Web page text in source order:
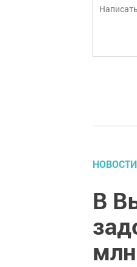
НОВОСТИ
В